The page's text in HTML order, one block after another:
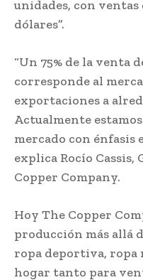
unidades, con
dólares”.
“Un 75% de la venta
corresponde al
exportaciones a
Actualmente
mercado con énfasis
explica Rocío Cassis,
Copper Company.
Hoy The Copper
producción más allá
ropa deportiva, ropa
hogar tanto para